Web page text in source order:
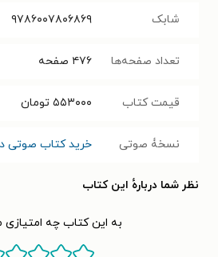
شابک ۹۷۸۶۰۰۷۸۰۶۸۶۹
تعداد صفحه‌ها ۴۷۶ صفحه
قیمت کتاب ۵۵۳۰۰۰ تومان
نسخۀ صوتی خرید کتاب صوتی
نظر شما دربارهٔ این کتاب
به این کتاب چه